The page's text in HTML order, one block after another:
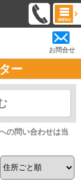
お問合せ
ー
の問い合わせは当